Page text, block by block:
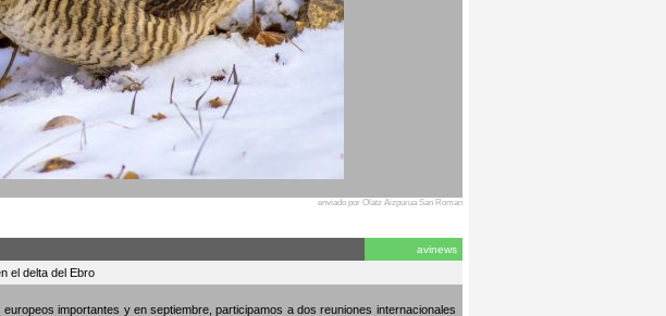
enviado por Olatz Aizpurua San Roman
avinews
el delta del Ebro
importantes y en septiembre, participamos a dos reuniones internacionales